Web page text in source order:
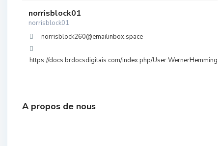
norrisblock01
norrisblock01
norrisblock260@emailinbox.space
https://docs.brdocsdigitais.com/index.php/User:WernerHemming
A propos de nous